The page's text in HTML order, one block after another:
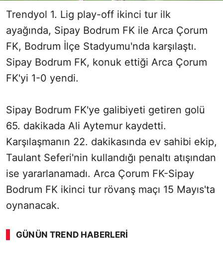
Trendyol 1. Lig play-off ikinci tur ilk
ayağında, Sipay Bodrum FK ile Arca Çorum
FK, Bodrum İlçe Stadyumu'nda karşılaştı.
Sipay Bodrum FK, konuk ettiği Arca Çorum
FK'yi 1-0 yendi.
Sipay Bodrum FK'ye galibiyeti getiren golü
65. dakikada Ali Aytemur kaydetti.
Karşılaşmanın 22. dakikasında ev sahibi ekip,
Taulant Seferi'nin kullandığı penaltı atışından
ise yararlanamadı. Arca Çorum FK-Sipay
Bodrum FK ikinci tur rövanş maçı 15 Mayıs'ta
oynanacak.
GÜNÜN TREND HABERLERI
00:01 / 03:53